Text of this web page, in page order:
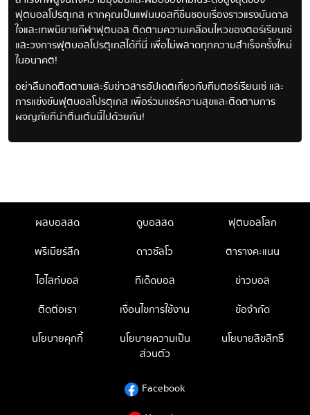
ฟุตบอลโปรตุเกส หากคุณเป็นแฟนบอลที่ชื่นชอบเรื่องราวแรงบันดาล
ใจและเทพนิยายกีฬาฟุตบอล ติดตามความเคลื่อนไหวของตอร์เรียนเซ่
และวงการฟุตบอลโปรตุเกสได้ที่นี่ เพื่อไม่พลาดทุกความสำเร็จครั้งใหม่
ในอนาคต!
อย่าลืมกดติดตามและรับข่าวสารอัปเดตเกี่ยวกับทีมตอร์เรียนเซ่ และ
การแข่งขันฟุตบอลโปรตุเกส เพื่อร่วมแชร์ความสุขและติดตามการ
ผจญภัยที่น่าตื่นเต้นนี้ไปด้วยกัน!
ผลบอลสด ดูบอลสด
ฟุตบอลโลก
พรีเมียร์ลีก
ดาวซัลโว
ตารางคะแนน
ไฮไลท์บอล
ทีเด็ดบอล
ข่าวบอล
ติดต่อเรา
เงื่อนไขการใช้งาน
ข้อจำกัด
นโยบายคุกกี้
นโยบายความเป็น
ส่วนตัว
นโยบายลิขสิทธิ์
Facebook